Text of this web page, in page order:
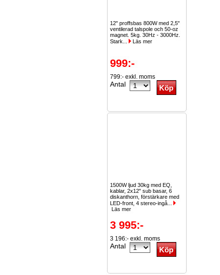
12" proffsbas 800W med 2,5"
ventilerad talspole och 50-oz
magnet. 5kg. 30Hz - 3000Hz.
Stark...
Läs mer
999:-
799:- exkl. moms
Antal
1500W ljud 30kg med EQ,
kablar, 2x12" sub basar, 6
diskanthorn, förstärkare med
LED-front, 4 stereo-ingå...
Läs mer
3 995:-
3 196:- exkl. moms
Antal